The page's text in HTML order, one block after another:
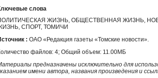
слова
ЖИЗНЬ, ОБЩЕСТВЕННАЯ ЖИЗНЬ,
СПОРТ, ТОМИЧИ
: ОАО «Редакция газеты «Томские новости».
файлов: 4; Общий объем: 11.00МБ
предназначены исключительно для
имени автора, названия произведения и